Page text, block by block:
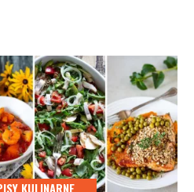
KULINARNE